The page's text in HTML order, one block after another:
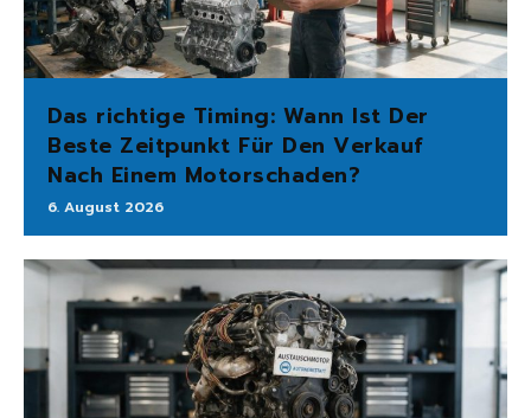
Das richtige Timing: Wann Ist Der
Beste Zeitpunkt Für Den Verkauf
Nach Einem Motorschaden?
6. August 2026